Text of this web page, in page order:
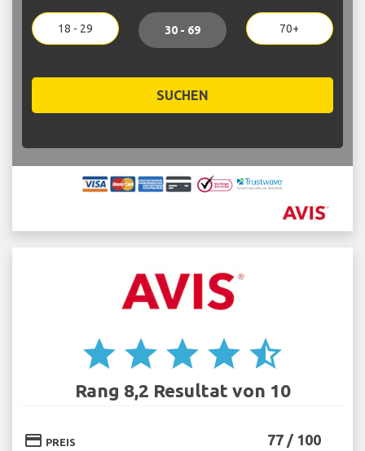
18 - 29 30 - 69 70+
SUCHEN
star star star star star_half
Rang 8,2 Resultat von 10
credit_card PREIS 77 / 100